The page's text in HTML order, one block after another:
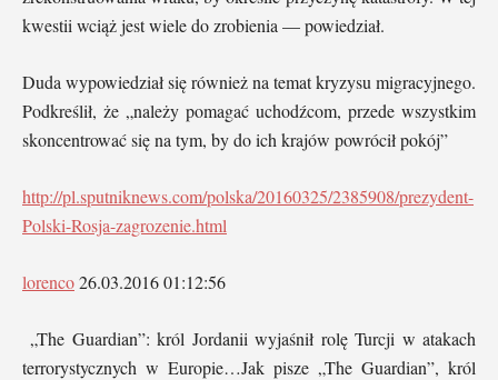
kwestii wciąż jest wiele do zrobienia — powiedział.
Duda wypowiedział się również na temat kryzysu migracyjnego.
Podkreślił, że „należy pomagać uchodźcom, przede wszystkim
skoncentrować się na tym, by do ich krajów powrócił pokój”
http://pl.sputniknews.com/polska/20160325/2385908/prezydent-
Polski-Rosja-zagrozenie.html
lorenco26.03.2016 01:12:56
„The Guardian”: król Jordanii wyjaśnił rolę Turcji w atakach
terrorystycznych w Europie…Jak pisze „The Guardian”, król